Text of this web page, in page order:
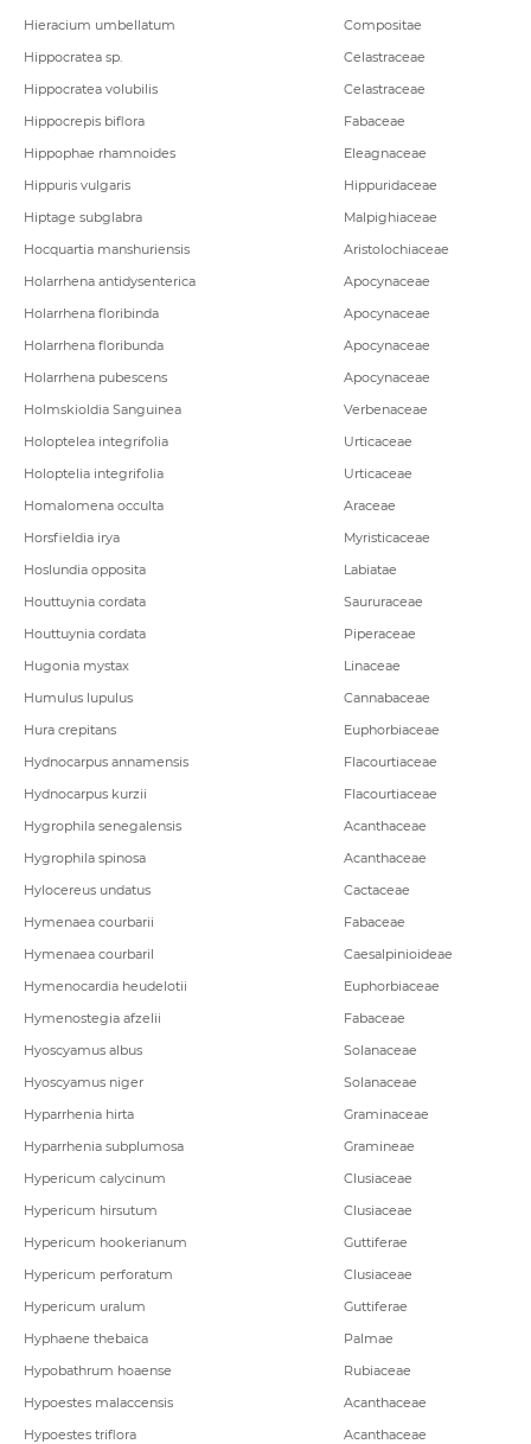
Hieracium umbellatum
Compositae
Hippocratea sp.
Celastraceae
Hippocratea volubilis
Celastraceae
Hippocrepis biflora
Fabaceae
Hippophae rhamnoides
Eleagnaceae
Hippuris vulgaris
Hippuridaceae
Hiptage subglabra
Malpighiaceae
Hocquartia manshuriensis
Aristolochiaceae
Holarrhena antidysenterica
Apocynaceae
Holarrhena floribinda
Apocynaceae
Holarrhena floribunda
Apocynaceae
Holarrhena pubescens
Apocynaceae
Holmskioldia Sanguinea
Verbenaceae
Holoptelea integrifolia
Urticaceae
Holoptelia integrifolia
Urticaceae
Homalomena occulta
Araceae
Horsfieldia irya
Myristicaceae
Hoslundia opposita
Labiatae
Houttuynia cordata
Saururaceae
Houttuynia cordata
Piperaceae
Hugonia mystax
Linaceae
Humulus lupulus
Cannabaceae
Hura crepitans
Euphorbiaceae
Hydnocarpus annamensis
Flacourtiaceae
Hydnocarpus kurzii
Flacourtiaceae
Hygrophila senegalensis
Acanthaceae
Hygrophila spinosa
Acanthaceae
Hylocereus undatus
Cactaceae
Hymenaea courbarii
Fabaceae
Hymenaea courbaril
Caesalpinioideae
Hymenocardia heudelotii
Euphorbiaceae
Hymenostegia afzelii
Fabaceae
Hyoscyamus albus
Solanaceae
Hyoscyamus niger
Solanaceae
Hyparrhenia hirta
Graminaceae
Hyparrhenia subplumosa
Gramineae
Hypericum calycinum
Clusiaceae
Hypericum hirsutum
Clusiaceae
Hypericum hookerianum
Guttiferae
Hypericum perforatum
Clusiaceae
Hypericum uralum
Guttiferae
Hyphaene thebaica
Palmae
Hypobathrum hoaense
Rubiaceae
Hypoestes malaccensis
Acanthaceae
Hypoestes triflora
Acanthaceae